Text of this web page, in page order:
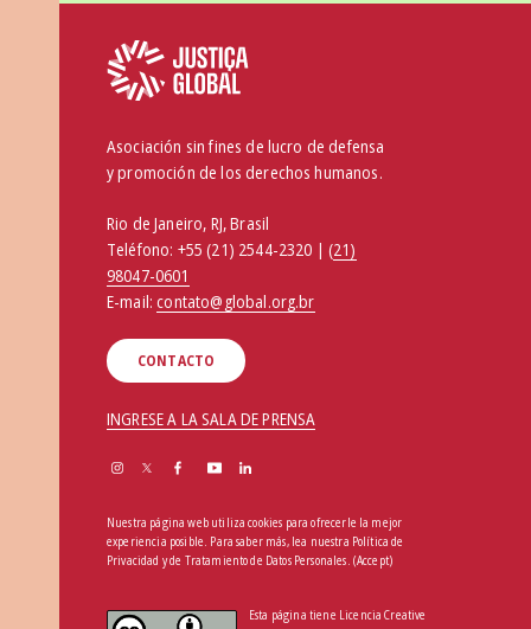
Asociación sin fines de lucro de defensa
y promoción de los derechos humanos.
Rio de Janeiro, RJ, Brasil
Teléfono: +55 (21) 2544-2320 | (21)
98047-0601
E-mail:contato@global.org.br
CONTACTO
INGRESE A LA SALA DE PRENSA
Nuestra página web utiliza cookies para ofrecerle la mejor
experiencia posible. Para saber más, lea nuestra Política de
Privacidad y de Tratamiento de Datos Personales (Accept)
Esta página tiene Licencia Creative